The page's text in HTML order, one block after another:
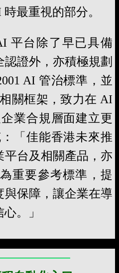
最重視的部分。
平台除了早已具備
認證外，亦積極規劃
AI 管治標準，並
關框架，致力在 AI
業合規層面建立更
「佳能香港未來推
台及相關產品，亦
重要參考標準，提
保障，讓企業在導
。」